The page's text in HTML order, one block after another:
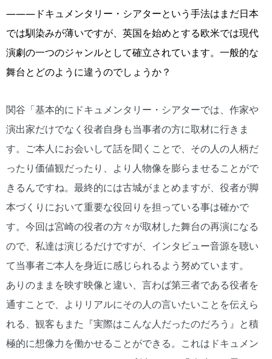
―――ドキュメンタリー・シアターという手法はまだ日本
では馴染みが薄いですが、英国を始めとする欧米では現代
演劇の一つのジャンルとして確立されています。一般的な
舞台とどのように違うのでしょうか？
関谷「基本的にドキュメンタリー・シアターでは、作家や
演出家だけでなく役者自身も当事者の方に取材に行きま
す。ご本人にお会いして話を聞くことで、その人の人柄だ
ったり価値観だったり、より人物像を膨らませることがで
きるんですね。最終的には古城がまとめますが、役者が脚
本づくりにおいて重要な役回りを担っている事は確かで
す。今回は宮崎の役者の方々が取材した舞台の再演になる
ので、私達は演じるだけですが、インタビュー音源を聴い
て当事者ご本人を身近に感じられるよう努めています。
ありのままを映す映像と違い、言わば第三者である役者を
通すことで、よりリアルにその人の言いたいことを伝えら
れる、観客もまた『実際はこんな人だったのだろう』と積
極的に想像力を働かせることができる。これはドキュメン